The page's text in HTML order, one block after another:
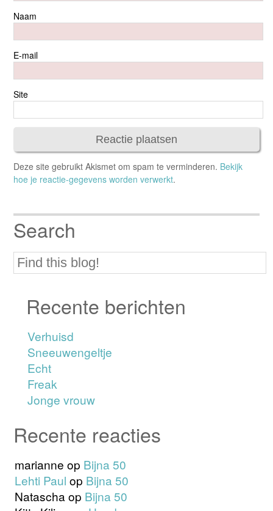
Naam
E-mail
Site
Deze site gebruikt Akismet om spam te verminderen. Bekijk
hoe je reactie-gegevens worden verwerkt.
Search
Recente berichten
Verhuisd
Sneeuwengeltje
Echt
Freak
Jonge vrouw
Recente reacties
marianne op Bijna 50
Lehti Paul op Bijna 50
Nataschaop Bijna 50